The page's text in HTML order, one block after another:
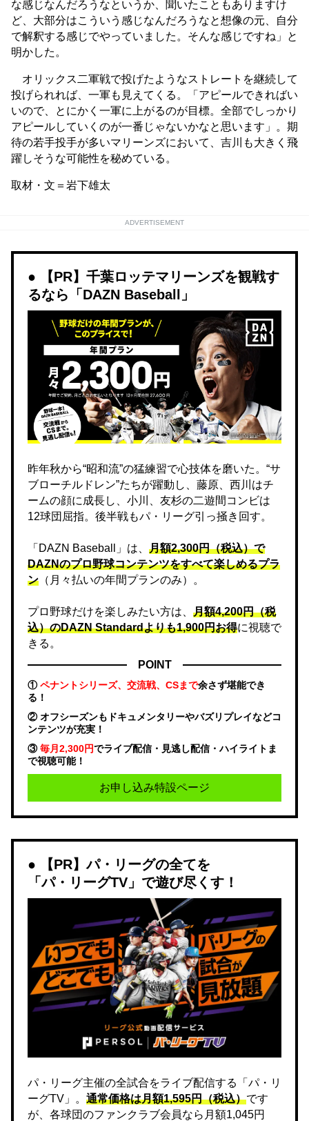
な感じなんだろうなというか、聞いたこともありますけ
ど、大部分はこういう感じなんだろうなと想像の元、自分
で解釈する感じでやっていました。そんな感じですね」と
明かした。
オリックス二軍戦で投げたようなストレートを継続して
投げられれば、一軍も見えてくる。「アピールできればい
いので、とにかく一軍に上がるのが目標。全部でしっかり
アピールしていくのが一番じゃないかなと思います」。期
待の若手投手が多いマリーンズにおいて、吉川も大きく飛
躍しそうな可能性を秘めている。
取材・文＝岩下雄太
ADVERTISEMENT
【PR】千葉ロッテマリーンズを観戦す
るなら「DAZN Baseball」
昨年秋から“昭和流”の猛練習で心技体を磨いた。“サ
ブローチルドレン”たちが躍動し、藤原、西川はチ
ームの顔に成長し、小川、友杉の二遊間コンビは
12球団屈指。後半戦もパ・リーグ引っ掻き回す。
「DAZN Baseball」は、 月額2,300円（税込）で
DAZNのプロ野球コンテンツをすべて楽しめるプラ
ン （月々払いの年間プランのみ）。
プロ野球だけを楽しみたい方は、 月額4,200円（税
込）のDAZN Standard​よりも1,900円お得に視聴で
きる。
POINT
①ペナントシリーズ、交流戦、CSまで余さず堪能でき
る！
② オフシーズンもドキュメンタリーやバズリプレイなどコ
ンテンツが充実！
③毎月2,300円でライブ配信・見逃し配信・ハイライトま
で視聴可能！
お申し込み特設ページ
【PR】パ・リーグの全てを
「パ・リーグTV」で遊び尽くす！
パ・リーグ主催の全試合をライブ配信する「パ・リ
ーグTV」。 通常価格は月額1,595円（税込）です
が、各球団のファンクラブ会員なら月額1,045円